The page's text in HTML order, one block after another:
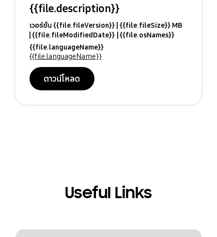
{{file.description}}
เวอร์ชั่น {{file.fileVersion}} {{file.fileSize}} MB
{{file.fileModifiedDate}} {{file.osNames}}
{{file.languageName}}
{{file.languageName}}
ดาวน์โหลด
Useful Links